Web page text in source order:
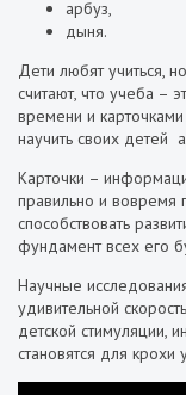
арбуз,
дыня.
Дети любят учиться,
считают, что учеба –
времени и
научить своих детей
Карточки –
правильно и вовремя
способствовать
фундамент всех его
Научные
удивительной
детской стимуляции,
становятся для крохи